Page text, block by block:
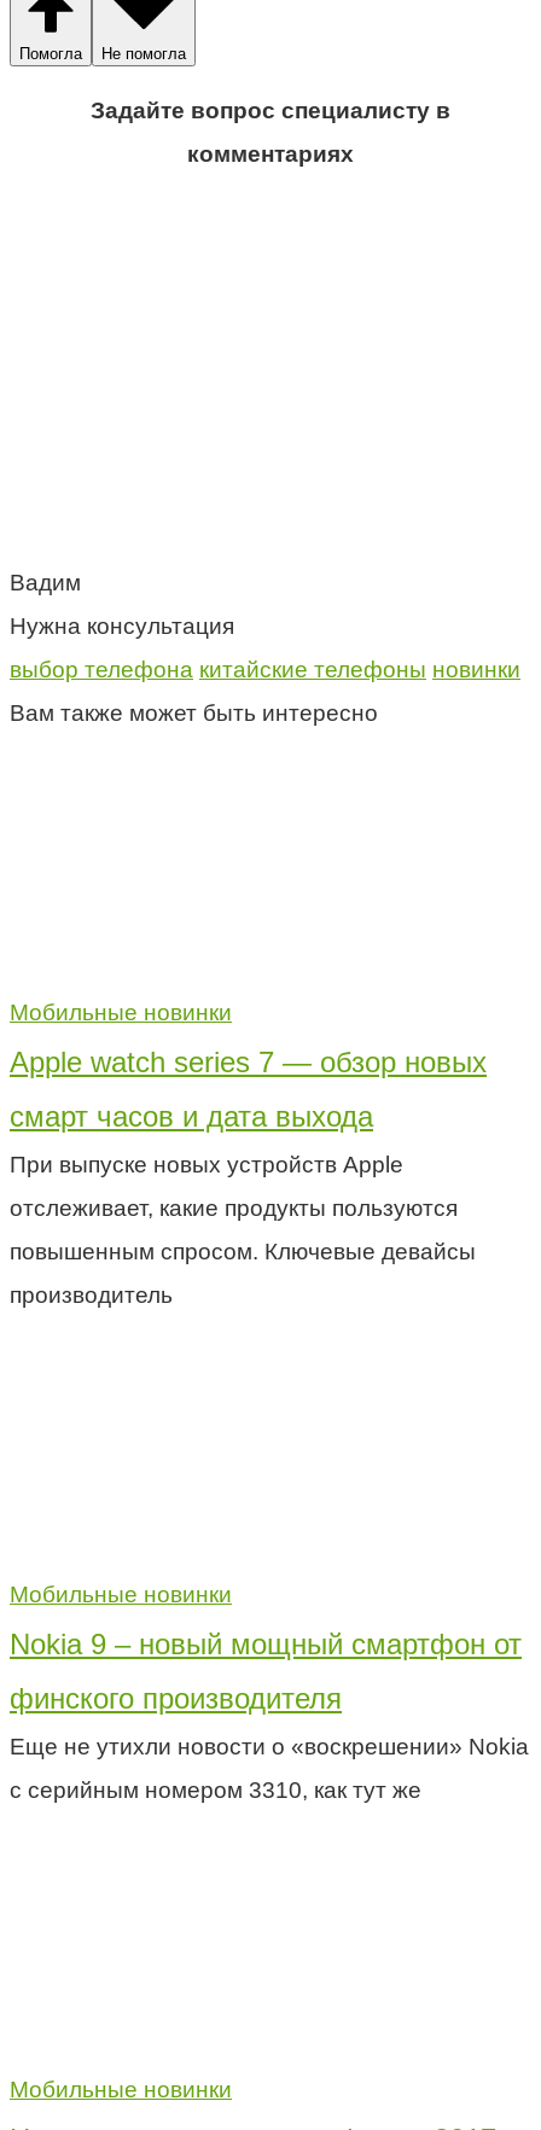
Помогла Не помогла
Задайте вопрос специалисту в
комментариях
Вадим
Нужна консультация
выбор телефона китайские телефоны новинки
Вам также может быть интересно
Мобильные новинки
Apple watch series 7 — обзор новых
смарт часов и дата выхода
При выпуске новых устройств Apple
отслеживает, какие продукты пользуются
повышенным спросом. Ключевые девайсы
производитель
Мобильные новинки
Nokia 9 – новый мощный смартфон от
финского производителя
Еще не утихли новости о «воскрешении» Nokia
с серийным номером 3310, как тут же
Мобильные новинки